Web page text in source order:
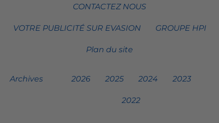
CONTACTEZ NOUS
VOTRE PUBLICITÉ SUR EVASION GROUPE HPI
Plan du site
Archives 2026 2025 2024 2023
2022